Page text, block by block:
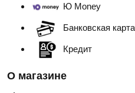
Ю Money
Банковская карта
Кредит
О магазине